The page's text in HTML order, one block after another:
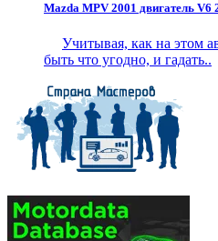
Mazda MPV 2001 двигатель V6
Учитывая, как на этом
быть что угодно, и гадать..